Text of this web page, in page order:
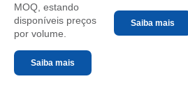
MOQ, estando
disponíveis preços
por volume.
Saiba mais
Saiba mais